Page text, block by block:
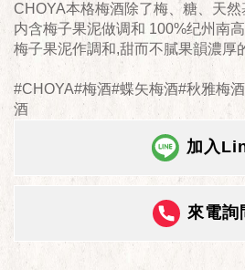
CHOYA本格梅酒除了梅、糖、天
内含梅子果泥做调和 100%纪州南
梅子果泥作調和,甜而不膩果韻濃厚
#CHOYA#梅酒#蝶矢梅酒#秋雅梅
酒
加入
來電詢